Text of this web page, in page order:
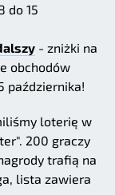
do 15
- zniżki na
obchodów
października!
loterię w
200 graczy
trafią na
lista zawiera